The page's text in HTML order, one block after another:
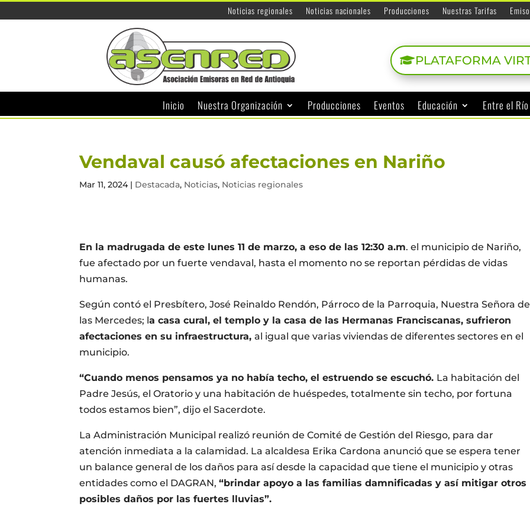
Noticias regionales Noticias nacionales Producciones Nuestras Tarifas
PLATAFORMA
Inicio Nuestra Organización Producciones Eventos Educación Entre el
Vendaval causó afectaciones en Nariño
Mar 11, 2024| Destacada, Noticias, Noticias regionales
En la madrugada de este lunes 11 de marzo, a eso de las 12:30 a.m. el municipio de Nariño,
fue afectado por un fuerte vendaval, hasta el momento no se reportan pérdidas de vidas
humanas.
Según contó el Presbítero, José Reinaldo Rendón, Párroco de la Parroquia, Nuestra Señora de
las Mercedes; la casa cural, el templo y la casa de las Hermanas Franciscanas, sufrieron
afectaciones en su infraestructura,al igual que varias viviendas de diferentes sectores en el
municipio.
“Cuando menos pensamos ya no había techo, el estruendo se escuchó. La habitación del
Padre Jesús, el Oratorio y una habitación de huéspedes, totalmente sin techo, por fortuna
todos estamos bien”, dijo el Sacerdote.
La Administración Municipal realizó reunión de Comité de Gestión del Riesgo, para dar
atención inmediata a la calamidad. La alcaldesa Erika Cardona anunció que se espera tener
un balance general de los daños para así desde la capacidad que tiene el municipio y otras
entidades como el DAGRAN,“brindar apoyo a las familias damnificadas y así mitigar otros
posibles daños por las fuertes lluvias”.